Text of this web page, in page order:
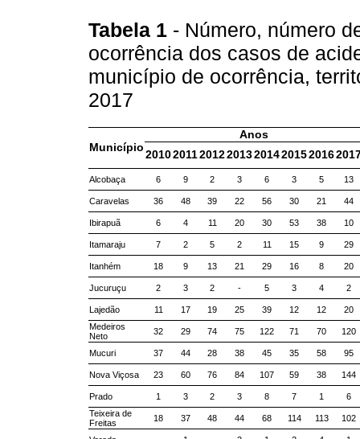
Tabela 1 - Número, número
ocorrência dos casos de
município de ocorrência,
2017
Município
Anos
2010201120122013201420152016
Alcobaça 6 9 2 3 6 3 5 13
Caravelas 36 48 39 22 56 30 21 44
Ibirapuã 6 4 11 20 30 53 38 10
Itamaraju 7 2 5 2 11 15 9 29
Itanhém 18 9 13 21 29 16 8 20
Jucuruçu 2 3 2 - 5 3 4 2
Lajedão 11 17 19 25 39 12 12
20
Medeiros
Neto
32 29 74 75 122 71 70 120
Mucuri 37 44 28 38 45 35 58 95
Nova Viçosa 23 60 76 84 107 59 38 144
Prado 1 3 2 3 8 7 1
6
Teixeira de
Freitas
18 37 48 44 68 114 113 102